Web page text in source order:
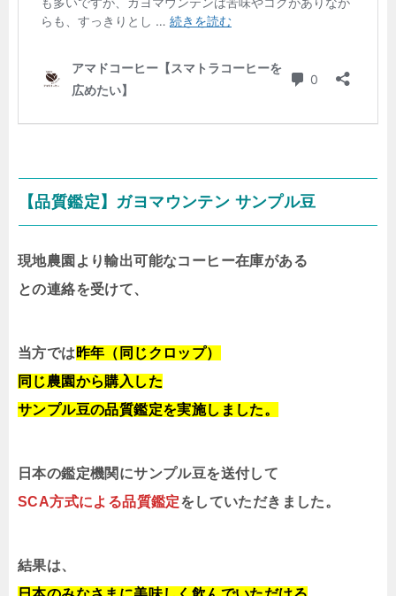
【品質鑑定】ガヨマウンテン サンプル豆
現地農園より輸出可能なコーヒー在庫がある
との連絡を受けて、
当方では 昨年（同じクロップ）
同じ農園から購入した
サンプル豆の品質鑑定を実施しました。
日本の鑑定機関にサンプル豆を送付して
SCA方式による品質鑑定をしていただきました。
結果は、